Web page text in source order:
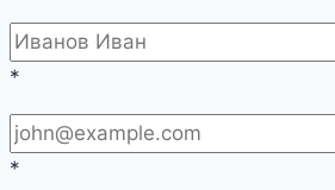
*
*